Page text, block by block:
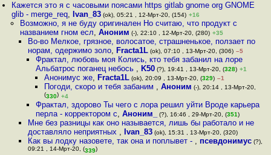
Кажется это я с часовыми поясами https gitlab gnome org GNOME
glib - merge_req, Ivan_83 (ok), 05:21 , 12-Мрт-20, (154) +16
Возможно, я не буду оригинален Но считаю, что продукт с
названием гном есл, Аноним (-), 22:10 , 12-Мрт-20, (280) +35
Во-во Мелкое, грязное, волосатое, страшненькое, ползает по
норам, одержимо золо, Fracta1L(ok), 07:10 , 13-Мрт-20, (306) –5
Фрактал, любовь моя Колись, кто тебя забанил на лоре
Альбатрос поганец небось , K50 (?), 19:41 , 13-Мрт-20, (328) +1
Анонимус же, Fracta1L(ok), 20:09 , 13-Мрт-20, (329) –1
Погоди, скоро и тебя забаним , Аноним (-), 20:14 , 13-Мрт-20,
(330) +4
Фрактал, здорово Ты чего с лора решил уйти Вроде карьера
перла - корректором с,Аноним_ (?), 16:46 , 29-Мрт-20, (351)
Мне без разницы как оно называется, лишь бы работало и не
доставляло неприятных , Ivan_83(ok), 15:31 , 13-Мрт-20, (320)
Как вы лодку назовете, так она и поплывет - , псевдонимус(?),
09:21 , 14-Мрт-20, (339)